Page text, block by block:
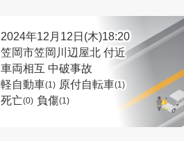
2024年12月12日(木)18:20
笠岡市笠岡川辺屋北 付近
車両相互 中破事故
軽自動車(1) 原付自転車(1)
死亡(0) 負傷(1)